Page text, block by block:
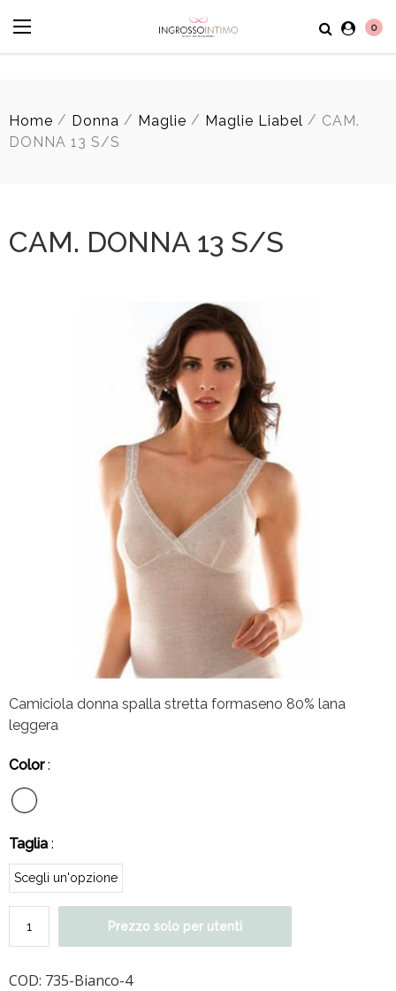
0
Home / Donna / Maglie / Maglie Liabel / CAM.
DONNA 13 S/S
CAM. DONNA 13 S/S
Camiciola donna spalla stretta formaseno 80% lana
leggera
Color:
Taglia :
Prezzo solo per utenti
COD: 735-Bianco-4